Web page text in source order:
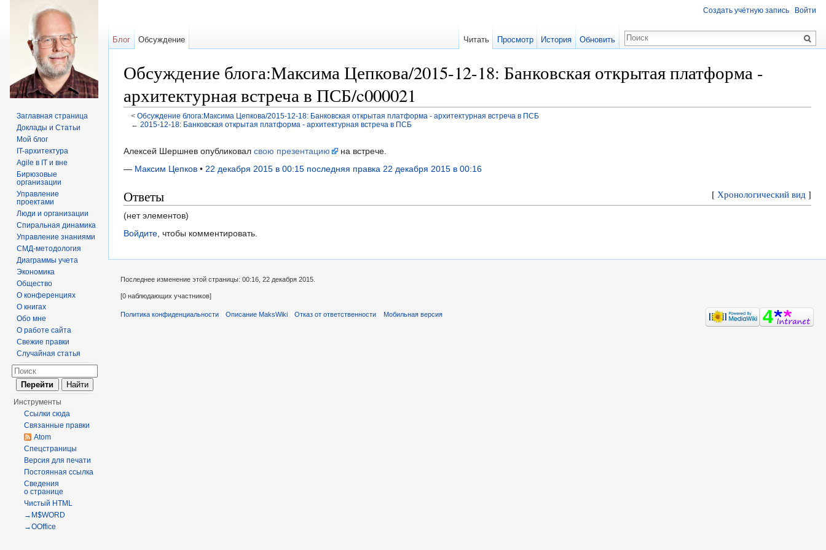
Обсуждение блога:Максима Цепкова/2015-12-18: Банковская открытая платформа -
архитектурная встреча в ПСБ/c000021
< Обсуждение блога:Максима Цепкова/2015-12-18: Банковская открытая платформа - архитектурная встреча в ПСБ
← 2015-12-18: Банковская открытая платформа - архитектурная встреча в ПСБ
Алексей Шершнев опубликовал свою презентацию
на встрече.
— Максим Цепков • 22 декабря 2015 в 00:15 последняя правка 22 декабря 2015 в 00:16
[ Хронологический вид ]
Ответы
(нет элементов)
Войдите , чтобы комментировать.
Создать учётную запись Войти
Блог Обсуждение Читать Просмотр История Обновить
Заглавная страница
Доклады и Статьи
Мой блог
IT-архитектура
Agile в IT и вне
Бирюзовые
организации
Управление
проектами
Люди и организации
Спиральная динамика
Управление знаниями
СМД-методология
Диаграммы учета
Экономика
Общество
О конференциях
О книгах
Обо мне
О работе сайта
Свежие правки
Случайная статья
Инструменты
Ссылки сюда
Связанные правки
Atom
Спецстраницы
Версия для печати
Постоянная ссылка
Сведения
о странице
Чистый HTML
→M$WORD
→OOffice
Последнее изменение этой страницы: 00:16, 22 декабря 2015.
[0 наблюдающих участников]
Политика конфиденциальности Описание MaksWiki Отказ от ответственности Мобильная версия